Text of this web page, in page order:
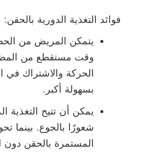
فوائد التغذية الدورية بالحقن:
يتمكن المريض من
وقت مستقطع من
الحركة والاشتراك في
بسهولة أكبر.
يمكن أن تتيح التغذية
شعورًا بالجوع. بينما
المستمرة بالحقن دون